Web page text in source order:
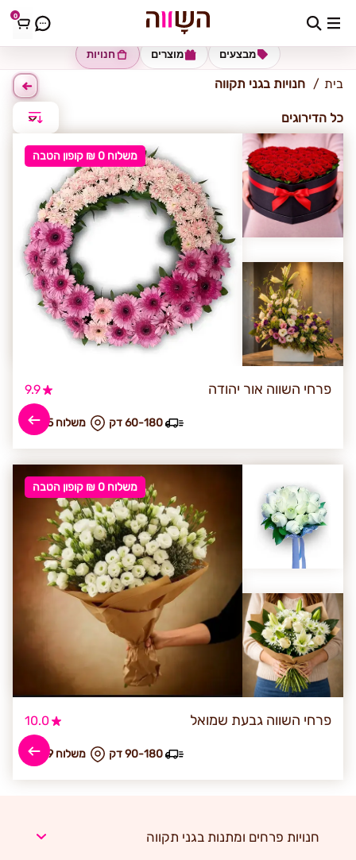
0 גני תקווה
חנויות מוצרים מבצעים
בית חנויות בגני תקווה
כל הדירוגים
משלוח 0 ₪ קופון הטבה
פרחי השווה אור יהודה 9.9
₪ משלוח 25 60-180 דק
משלוח 0 ₪ קופון הטבה
פרחי השווה גבעת שמואל 10.0
₪ משלוח 29 90-180 דק
חנויות פרחים ומתנות בגני תקווה